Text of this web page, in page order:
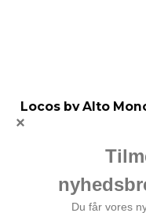
Locos by Alto
185,00 DKK